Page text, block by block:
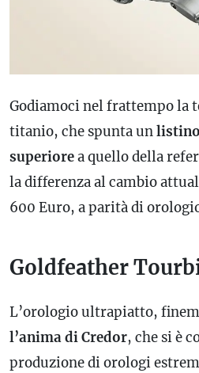
Godiamoci nel frattempo la
titanio, che spunta un
superiorea quello della
la differenza al cambio
600 Euro, a parità di
Goldfeather
L’orologio ultrapiatto,
l’anima di Credor, che si è
produzione di orologi